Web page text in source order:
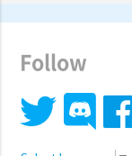
Follow